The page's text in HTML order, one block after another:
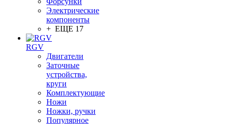
Электрические
компоненты
+ ЕЩЕ 17
RGV
Двигатели
Заточные
устройства,
круги
Комплектующие
Ножи
Ножки, ручки
Популярное